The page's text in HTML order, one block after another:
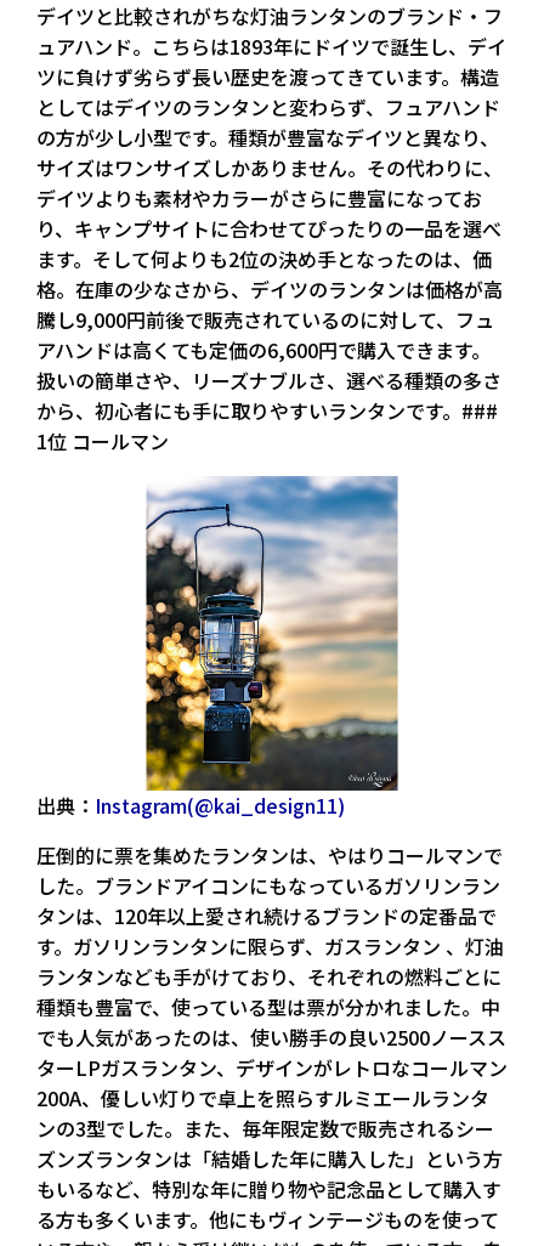
デイツと比較されがちな灯油ランタンのブランド・フ
ュアハンド。こちらは1893年にドイツで誕生し、デイ
ツに負けず劣らず長い歴史を渡ってきています。構造
としてはデイツのランタンと変わらず、フュアハンド
の方が少し小型です。種類が豊富なデイツと異なり、
サイズはワンサイズしかありません。その代わりに、
デイツよりも素材やカラーがさらに豊富になってお
り、キャンプサイトに合わせてぴったりの一品を選べ
ます。そして何よりも2位の決め手となったのは、価
格。在庫の少なさから、デイツのランタンは価格が高
騰し9,000円前後で販売されているのに対して、フュ
アハンドは高くても定価の6,600円で購入できます。
扱いの簡単さや、リーズナブルさ、選べる種類の多さ
から、初心者にも手に取りやすいランタンです。###
1位 コールマン
出典： Instagram(@kai_design11)
圧倒的に票を集めたランタンは、やはりコールマンで
した。ブランドアイコンにもなっているガソリンラン
タンは、120年以上愛され続けるブランドの定番品で
す。ガソリンランタンに限らず、ガスランタン 、灯油
ランタンなども手がけており、それぞれの燃料ごとに
種類も豊富で、使っている型は票が分かれました。中
でも人気があったのは、使い勝手の良い2500ノースス
ターLPガスランタン、デザインがレトロなコールマン
200A、優しい灯りで卓上を照らすルミエールランタ
ンの3型でした。また、毎年限定数で販売されるシー
ズンズランタンは「結婚した年に購入した」という方
もいるなど、特別な年に贈り物や記念品として購入す
る方も多くいます。他にもヴィンテージものを使って